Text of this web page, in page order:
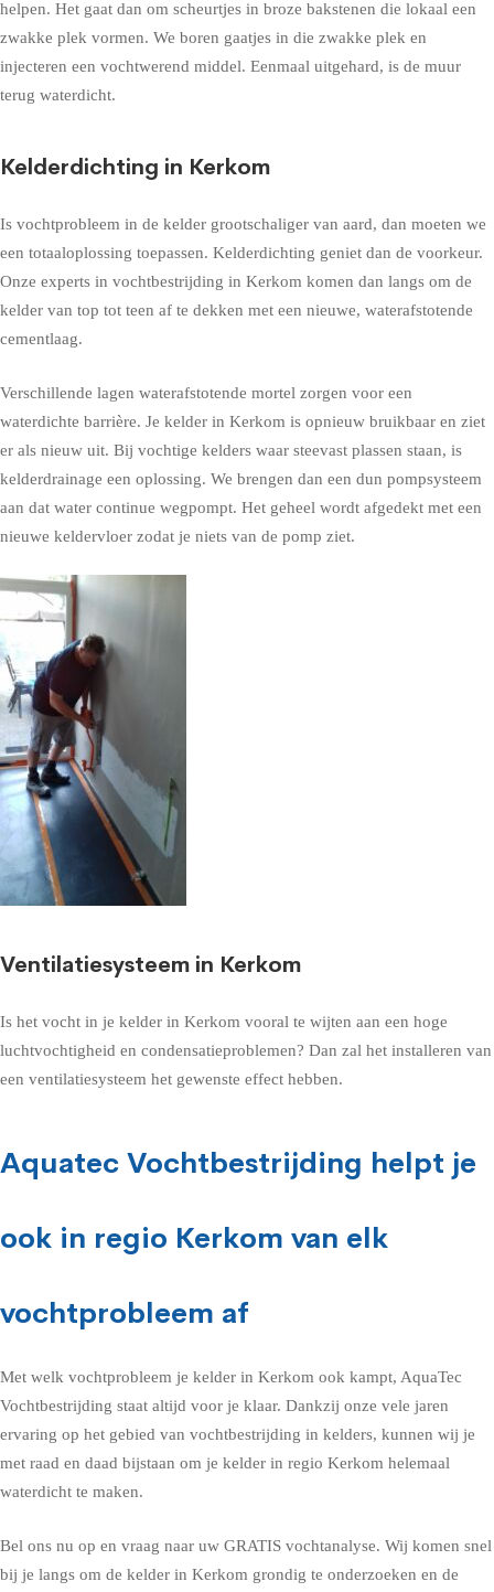
helpen. Het gaat dan om scheurtjes in broze bakstenen die lokaal een
zwakke plek vormen. We boren gaatjes in die zwakke plek en
injecteren een vochtwerend middel. Eenmaal uitgehard, is de muur
terug waterdicht.
Kelderdichting in Kerkom
Is vochtprobleem in de kelder grootschaliger van aard, dan moeten we
een totaaloplossing toepassen. Kelderdichting geniet dan de voorkeur.
Onze experts in vochtbestrijding in Kerkom komen dan langs om de
kelder van top tot teen af te dekken met een nieuwe, waterafstotende
cementlaag.
Verschillende lagen waterafstotende mortel zorgen voor een
waterdichte barrière. Je kelder in Kerkom is opnieuw bruikbaar en ziet
er als nieuw uit. Bij vochtige kelders waar steevast plassen staan, is
kelderdrainage een oplossing. We brengen dan een dun pompsysteem
aan dat water continue wegpompt. Het geheel wordt afgedekt met een
nieuwe keldervloer zodat je niets van de pomp ziet.
Ventilatiesysteem in Kerkom
Is het vocht in je kelder in Kerkom vooral te wijten aan een hoge
luchtvochtigheid en condensatieproblemen? Dan zal het installeren van
een ventilatiesysteem het gewenste effect hebben.
Aquatec Vochtbestrijding helpt je
ook in regio Kerkom van elk
vochtprobleem af
Met welk vochtprobleem je kelder in Kerkom ook kampt, AquaTec
Vochtbestrijding staat altijd voor je klaar. Dankzij onze vele jaren
ervaring op het gebied van vochtbestrijding in kelders, kunnen wij je
met raad en daad bijstaan om je kelder in regio Kerkom helemaal
waterdicht te maken.
Bel ons nu op en vraag naar uw GRATIS vochtanalyse. Wij komen snel
bij je langs om de kelder in Kerkom grondig te onderzoeken en de